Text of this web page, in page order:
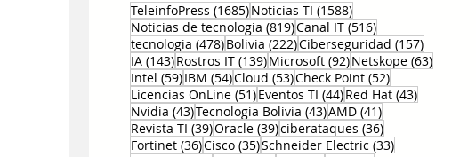
TeleinfoPress (1685)1685 entradas
Noticias TI (1588)1588 entradas
Noticias de tecnologia (819)819 entradas
Canal IT (516)516 entradas
tecnologia (478)478 entradas
Bolivia (222)222 entradas
Ciberseguridad (157)157
IA (143)143 entradas
Rostros IT (139)139 entradas
Microsoft (92)92 entradas
Netskope (63)63
Intel (59)59 entradas
IBM (54)54 entradas
Cloud (53)53 entradas
Check Point (52)52 entradas
Licencias OnLine (51)51 entradas
Eventos TI (44)44 entradas
Red Hat (43)43
Nvidia (43)43 entradas
Tecnologia Bolivia (43)43 entradas
AMD (41)41 entradas
Revista TI (39)39 entradas
Oracle (39)39 entradas
ciberataques (36)36 entradas
Fortinet (36)36 entradas
Cisco (35)35 entradas
Schneider Electric (33)33 entradas